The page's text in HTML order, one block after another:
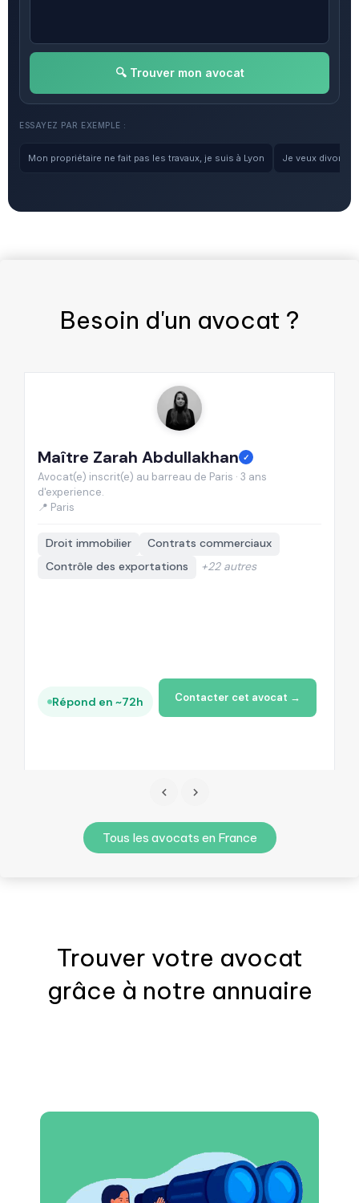
🔍 Trouver mon avocat
ESSAYEZ PAR EXEMPLE :
Mon propriétaire ne fait pas les travaux, je suis à Lyon Je veux
Besoin d'un avocat ?
Maître Zarah Abdullakhan ✓
Avocat(e) inscrit(e) au barreau de Paris · 3 ans
d'experience.
📍 Paris
Droit immobilier
Contrats commerciaux
Contrôle des exportations
+22 autres
Répond en ~72h Contacter cet avocat →
Tous les avocats en France
Trouver votre avocat
grâce à notre annuaire